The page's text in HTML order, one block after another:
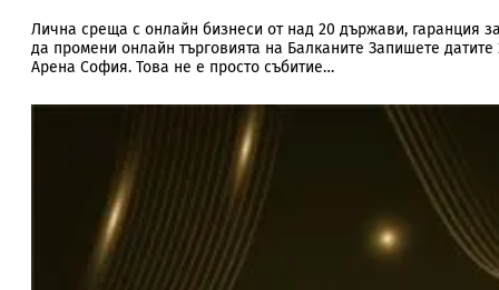
Лична среща с онлайн бизнеси от над 20 държави, гаранция
да промени онлайн търговията на Балканите Запишете
Арена София. Това не е просто събитие…